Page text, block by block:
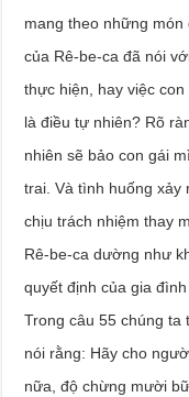
mang theo những
của Rê-be-ca đã nói
thực hiện, hay việc
là điều tự nhiên? Rõ
nhiên sẽ bảo con gái
trai. Và tình huống xảy
chịu trách nhiệm thay
Rê-be-ca dường như
quyết định của gia
Trong câu 55 chúng ta
nói rằng: Hãy cho
nữa, độ chừng mười